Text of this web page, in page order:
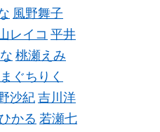
風野舞子
レイコ 平井
桃瀬えみ
ぐちりく
沙紀 吉川洋
かる 若瀬七